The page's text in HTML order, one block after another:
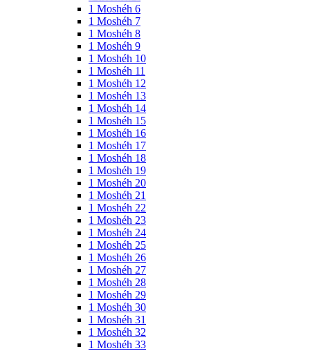
1 Moshéh 6
1 Moshéh 7
1 Moshéh 8
1 Moshéh 9
1 Moshéh 10
1 Moshéh 11
1 Moshéh 12
1 Moshéh 13
1 Moshéh 14
1 Moshéh 15
1 Moshéh 16
1 Moshéh 17
1 Moshéh 18
1 Moshéh 19
1 Moshéh 20
1 Moshéh 21
1 Moshéh 22
1 Moshéh 23
1 Moshéh 24
1 Moshéh 25
1 Moshéh 26
1 Moshéh 27
1 Moshéh 28
1 Moshéh 29
1 Moshéh 30
1 Moshéh 31
1 Moshéh 32
1 Moshéh 33